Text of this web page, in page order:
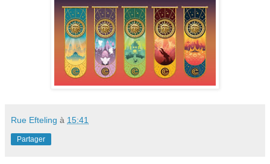
Rue Efteling à 15:41
Partager